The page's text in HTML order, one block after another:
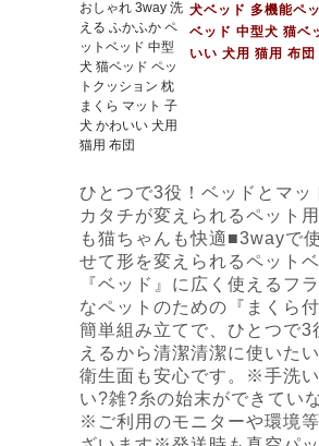
犬ベッド 多機能ペ
ベッド 中型犬 猫ベ
いい 犬用 猫用 布団
ひとつで3役！ベッドとマ
カタチが変えられるペット
も猫ちゃんも快適■3wayで
せて形を変えられるペット
『ベッド』に広く使えるフ
なペットのための『まくら
簡単組み立てで、ひとつで
えるから清潔清潔に使いた
衛生面も安心です。※手洗
い?雑?糸の始末ができてい
※ご利用のモニターや環境